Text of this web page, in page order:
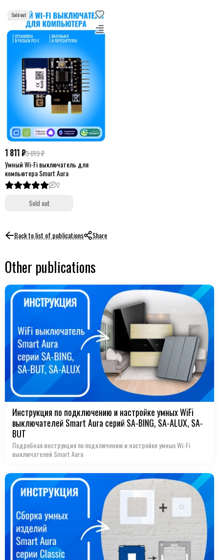
1 811 ₽3 019 ₽
Умный Wi-Fi выключатель для
компьютера Smart Aura
2
Sold out
Back to list of publications Share
Other publications
Инструкция по подключению и настройке умных WiFi
выключателей Smart Aura серий SA-BING, SA-ALUX, SA-
BUT
Подробная инструкция по подключению и настройке умных Wi-Fi
выключателей Smart Aura